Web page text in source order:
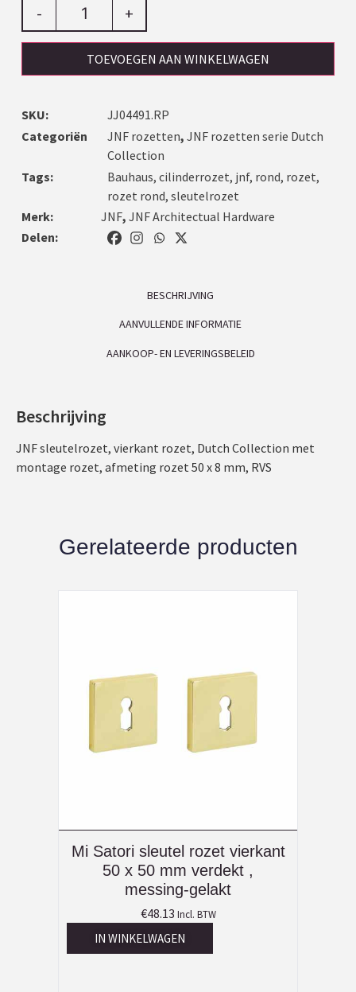
- +
TOEVOEGEN AAN WINKELWAGEN
SKU:
JJ04491.RP
Categoriën
JNF rozetten, JNF rozetten serie Dutch
Collection
Tags:
Bauhaus, cilinderrozet, jnf, rond, rozet,
rozet rond, sleutelrozet
Merk:
JNF, JNF Architectual Hardware
Delen:
BESCHRIJVING
AANVULLENDE INFORMATIE
AANKOOP- EN LEVERINGSBELEID
Beschrijving
JNF sleutelrozet, vierkant rozet, Dutch Collection met
montage rozet, afmeting rozet 50 x 8 mm, RVS
Gerelateerde producten
Mi Satori sleutel rozet vierkant
50 x 50 mm verdekt ,
messing-gelakt
€48.13 Incl. BTW
IN WINKELWAGEN